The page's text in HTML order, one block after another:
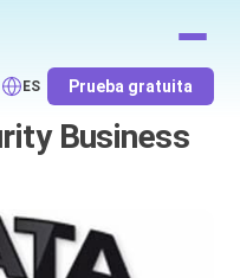
ES Prueba gratuita
Business